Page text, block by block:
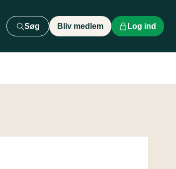
Søg Bliv medlem Log ind